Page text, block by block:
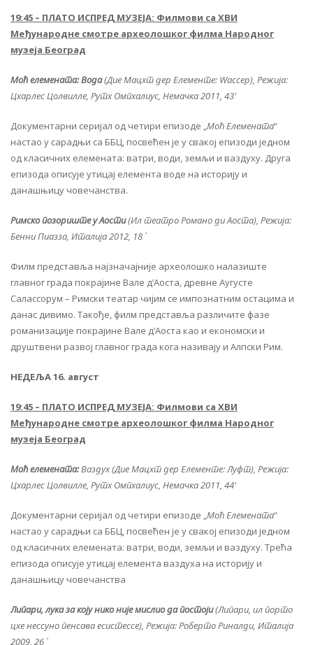
19:45 – ПЛАТО ИСПРЕД МУЗЕЈА: Филмови са XВИ
Међународне смотре археолошког филма Народног
музеја Београд
Моћ елемената: Вода(Дие Мацхт дер Елементе: Wассер), Режија:
Цхарлес Цолвилле, Рутх Омпхалиус, Немачка 2011, 43′
Документарни серијал од четири епизоде „ Моћ Елемената“
настао у сарадњи са ББЦ, посвећен је у свакој епизоди једном
од класичних елемената: ватри, води, земљи и ваздуху. Друга
епизода описује утицај елемента воде на историју и
данашњицу човечанства.
Римско позориште у Аости(Ил театро Романо ди Аоста), Режија:
Бенни Пиазза, Италија 2012, 18΄
Филм представља најзначајније археолошко налазиште
главног града покрајине Вале д’Аоста, древне Аугусте
Салассорум – Римски театар чијим се импознатним остацима и
данас дивимо. Такође, филм представља различите фазе
романизације покрајине Вале д’Аоста као и економски и
друштвени развој главног града кога називају и Алпски Рим.
НЕДЕЉА 16. август
19:45 – ПЛАТО ИСПРЕД МУЗЕЈА: Филмови са XВИ
Међународне смотре археолошког филма Народног
музеја Београд
Моћ елемената:Ваздух (Дие Мацхт дер Елементе: Луфт), Режија:
Цхарлес Цолвилле, Рутх Омпхалиус, Немачка 2011, 44′
Документарни серијал од четири епизоде „ Моћ Елемената“
настао у сарадњи са ББЦ, посвећен је у свакој епизоди једном
од класичних елемената: ватри, води, земљи и ваздуху. Трећа
епизода описује утицај елемента ваздуха на историју и
данашњицу човечанства
Липари, лука за коју нико није мислио да постоји(Липари, ил порто
цхе нессуно пенсава есистессе), Режија: Роберто Риналди, Италија
2009, 26΄